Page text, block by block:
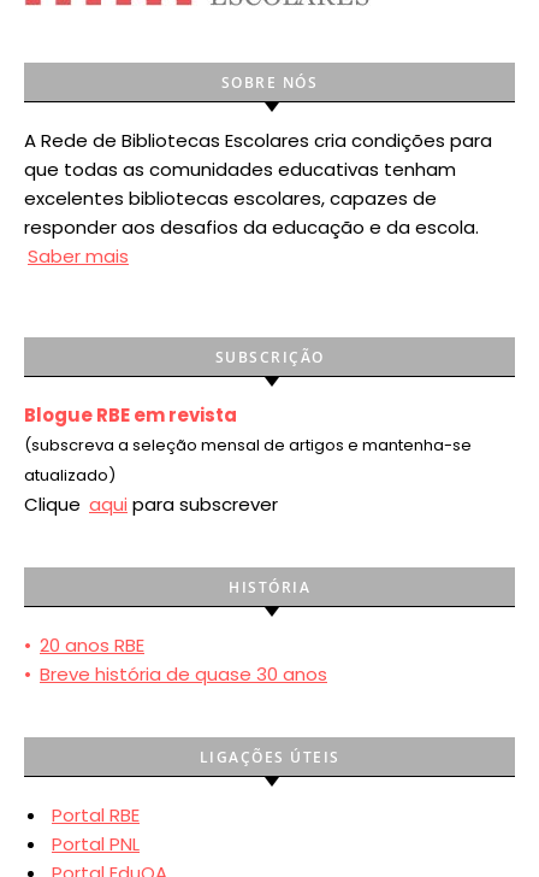
SOBRE NÓS
A Rede de Bibliotecas Escolares cria condições para
que todas as comunidades educativas tenham
excelentes bibliotecas escolares, capazes de
responder aos desafios da educação e da escola.
Saber mais
SUBSCRIÇÃO
Blogue RBE em revista
(subscreva a seleção mensal de artigos e mantenha-se
atualizado)
Clique aqui para subscrever
HISTÓRIA
• 20 anos RBE
• Breve história de quase 30 anos
LIGAÇÕES ÚTEIS
Portal RBE
Portal PNL